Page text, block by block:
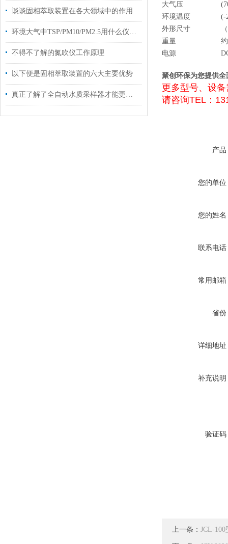
谈谈固相萃取装置在各大领域中的作用
环境大气中TSP/PM10/PM2.5用什么仪器收集？
不得不了解的氮吹仪工作原理
以下便是固相萃取装置的六大主要优势
真正了解了全自动水质采样器才能更好的操作它
大气压
环境温度
(-
外形尺寸
重量
电源
聚创环保为您提供
更多型号、设
请咨询TEL：
产品
您的单位
您的姓名
联系电话
常用邮箱
省份
详细地址
补充说明
验证码
上一条： JCL-